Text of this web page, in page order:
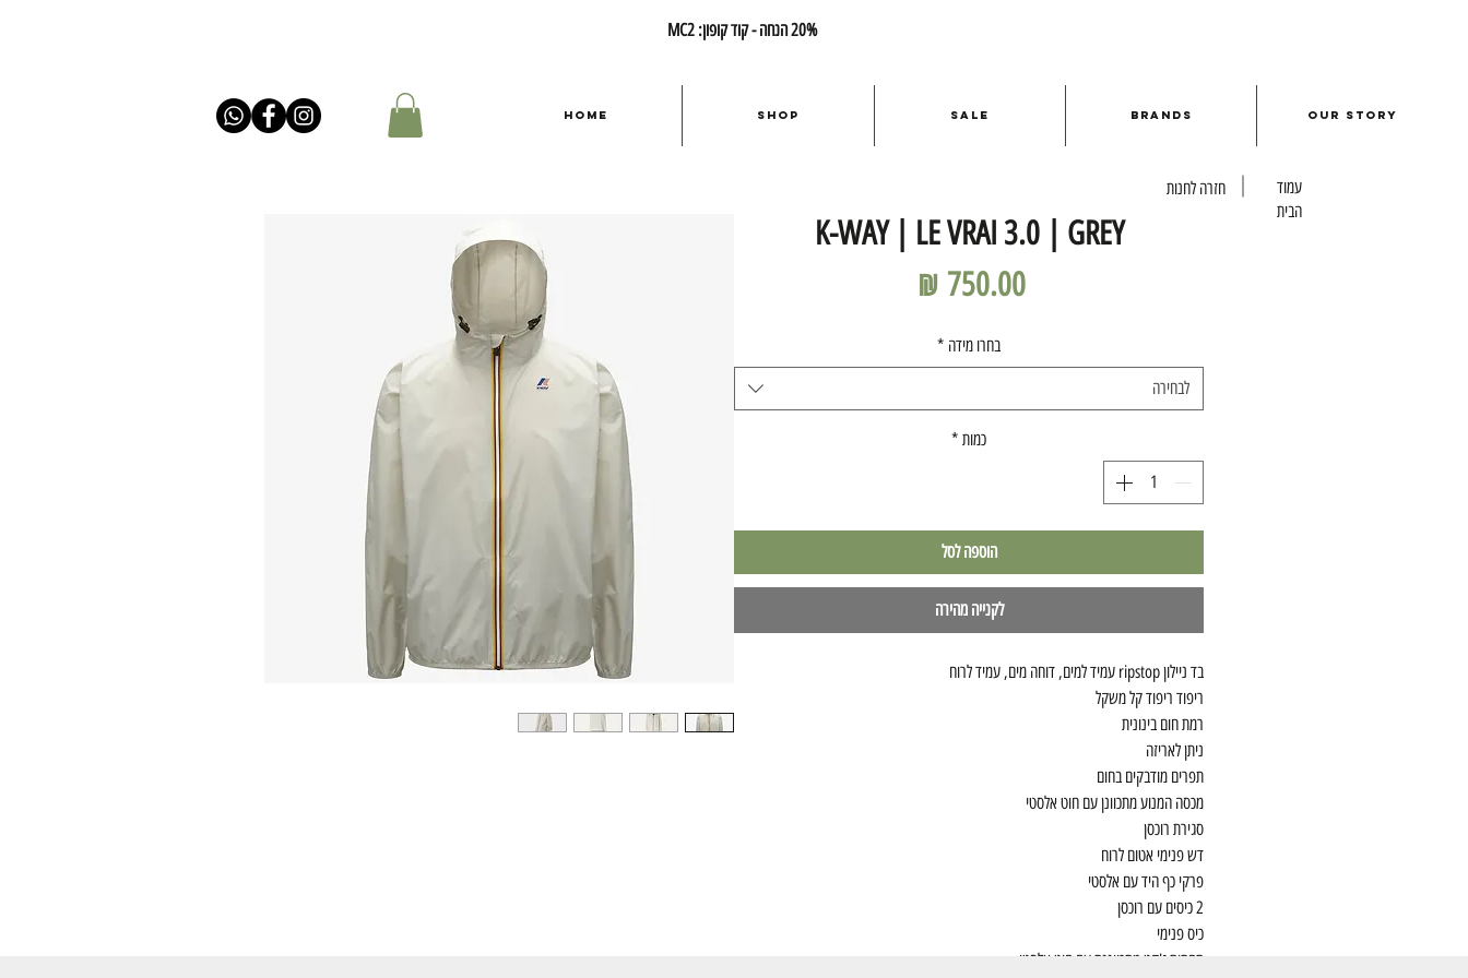
עמוד
הבית
חזרה לחנות
K-WAY | LE VRAI 3.0 | GREY
בחרו מידה *
לבחירה
כמות *
הוספה לסל
לקנייה מהירה
בד ניילון ripstop עמיד למים, דוחה מים, עמיד לרוח
ריפוד ריפוד קל משקל
רמת חום בינונית
ניתן לאריזה
תפרים מודבקים בחום
מכסה המנוע מתכוונן עם חוט אלסטי
סגירת רוכסן
דש פנימי אטום לרוח
פרקי כף היד עם אלסטי
2 כיסים עם רוכסן
כיס פנימי
תחתית ז'קט מתכווננת עם חוט אלסטי
20% הנחה - קוד קופון: MC2
Home Shop Sale Brands Our Story